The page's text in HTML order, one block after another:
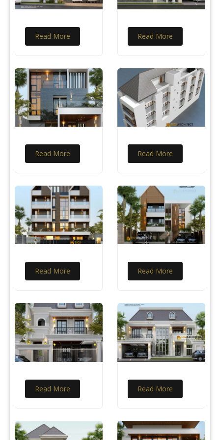
Read More Read More
Read More Read More
Read More Read More
Read More Read More